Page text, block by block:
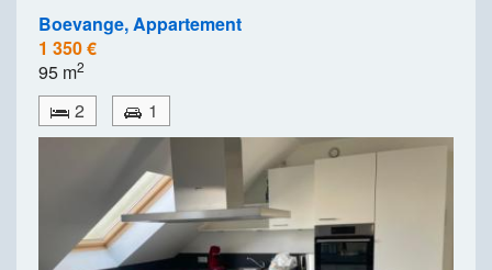
Boevange, Appartement
1 350 €
95 m2
2 1